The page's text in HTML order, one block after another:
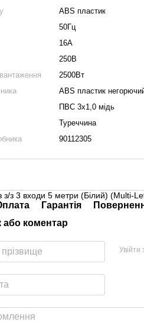
ABS пластик
50Гц
16А
250В
2500Вт
ABS пластик
ПВС 3х1,0 мідь
Туреччина
90112305
з/з 3 входи 5 метри (Білий) (Multi-
Гарантія
або коментар